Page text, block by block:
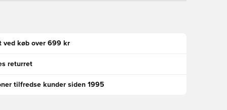
ved køb over 699 kr
returret
tilfredse kunder siden 1995